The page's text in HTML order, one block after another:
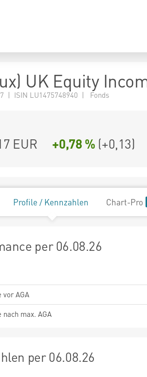
UK Equity
| ISIN LU1475748940 | Fonds
EUR +0,78 % (+0,13)
Profile / Kennzahlen Chart-Pro
per 06.08.26
vor AGA
max. AGA
per 06.08.26